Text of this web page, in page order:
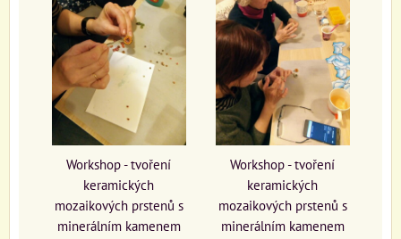
Workshop - tvoření
keramických
mozaikových prstenů s
minerálním kamenem
Workshop - tvoření
keramických
mozaikových prstenů s
minerálním kamenem